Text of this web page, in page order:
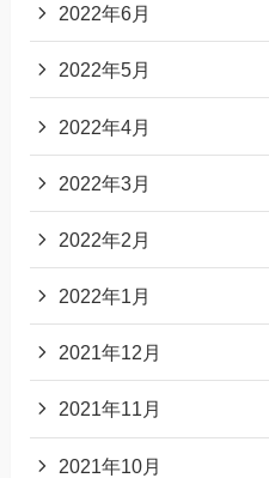
2022年6月
2022年5月
2022年4月
2022年3月
2022年2月
2022年1月
2021年12月
2021年11月
2021年10月